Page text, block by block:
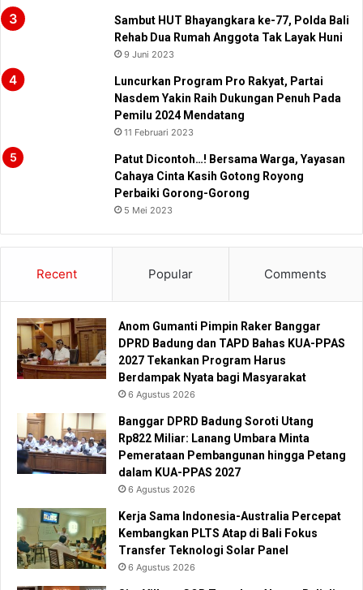
Sambut HUT Bhayangkara ke-77, Polda Bali
Rehab Dua Rumah Anggota Tak Layak Huni
9 Juni 2023
Luncurkan Program Pro Rakyat, Partai
Nasdem Yakin Raih Dukungan Penuh Pada
Pemilu 2024 Mendatang
11 Februari 2023
Patut Dicontoh…! Bersama Warga, Yayasan
Cahaya Cinta Kasih Gotong Royong
Perbaiki Gorong-Gorong
5 Mei 2023
Recent Popular Comments
Anom Gumanti Pimpin Raker Banggar
DPRD Badung dan TAPD Bahas KUA-PPAS
2027 Tekankan Program Harus
Berdampak Nyata bagi Masyarakat
6 Agustus 2026
Banggar DPRD Badung Soroti Utang
Rp822 Miliar: Lanang Umbara Minta
Pemerataan Pembangunan hingga Petang
dalam KUA-PPAS 2027
6 Agustus 2026
Kerja Sama Indonesia-Australia Percepat
Kembangkan PLTS Atap di Bali Fokus
Transfer Teknologi Solar Panel
6 Agustus 2026